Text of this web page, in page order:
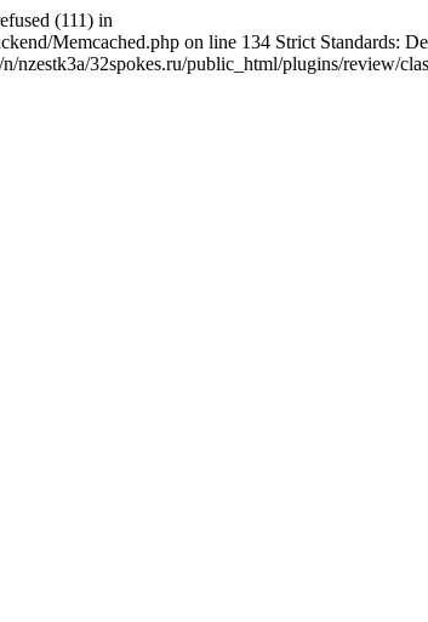
(111) in
Memcached.php on line 134 Strict Standards:
32spokes.ru/public_html/plugins/review/